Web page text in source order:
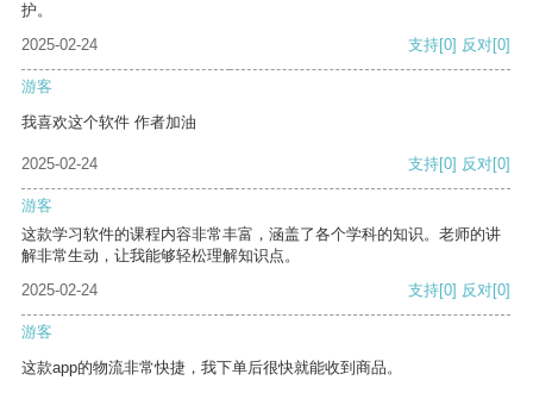
护。
2025-02-24
支持[0] 反对[0]
游客
我喜欢这个软件 作者加油
2025-02-24 支持[0] 反对[0]
游客
这款学习软件的课程内容非常丰富，涵盖了各个学科的知识。老师的讲
解非常生动，让我能够轻松理解知识点。
2025-02-24
支持[0] 反对[0]
游客
这款app的物流非常快捷，我下单后很快就能收到商品。